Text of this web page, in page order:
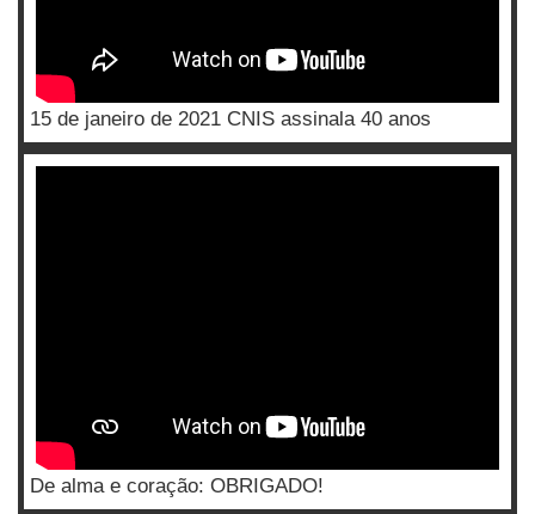
15 de janeiro de 2021 CNIS assinala 40 anos
De alma e coração: OBRIGADO!